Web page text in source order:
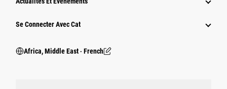
Se Connecter Avec Cat
Africa, Middle East ‧ French